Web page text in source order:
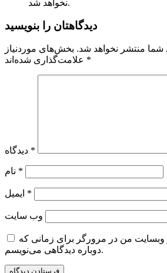
نخواهد شد.
دیدگاهتان را بنویسید
شما منتشر نخواهد شد. بخش‌های موردنیاز
*
*
*
*
وب‌ سایت
وبسایت من در مرورگر برای زمانی که
دوباره دیدگاهی می‌نویسم.